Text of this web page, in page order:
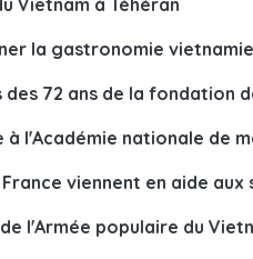
Vietnam à Téhéran
la gastronomie
72 ans de la fondation
à l'Académie nationale de
viennent en aide
l'Armée populaire du